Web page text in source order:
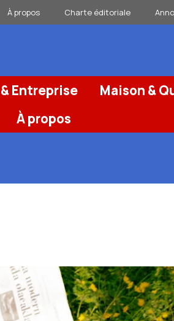
À propos Charte éditoriale
Entreprise
Maison &
À propos